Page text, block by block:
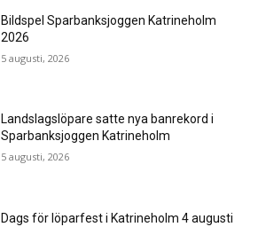
Bildspel Sparbanksjoggen Katrineholm
2026
5 augusti, 2026
Landslagslöpare satte nya banrekord i
Sparbanksjoggen Katrineholm
5 augusti, 2026
Dags för löparfest i Katrineholm 4 augusti